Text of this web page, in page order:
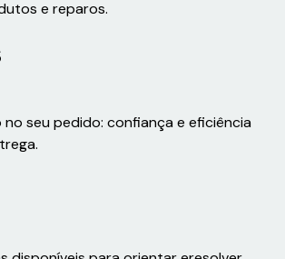
e reparos.
no seu pedido: confiança e eficiência